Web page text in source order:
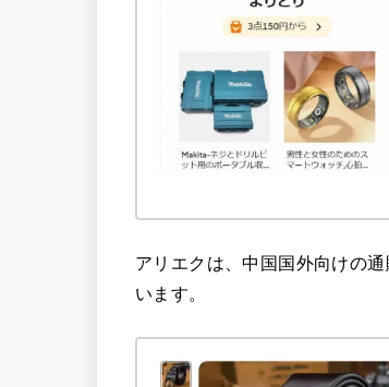
アリエクは、中国国外向けの
います。